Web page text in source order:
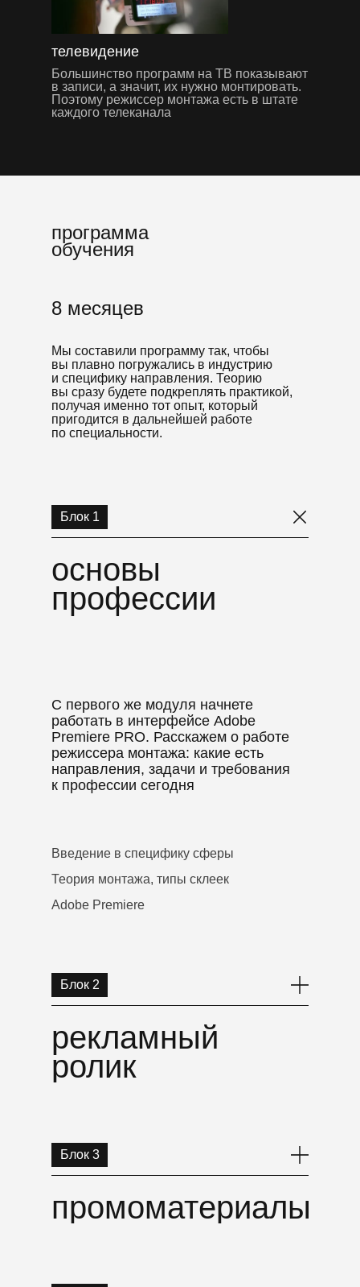
телевидение
Большинство программ на ТВ показывают
в записи, а значит, их нужно монтировать.
Поэтому режиссер монтажа есть в штате
каждого телеканала
Мы составили программу так, чтобы
вы плавно погружались в индустрию
и специфику направления. Теорию
вы сразу будете подкреплять практикой,
получая именно тот опыт, который
пригодится в дальнейшей работе
по специальности.
8 месяцев
программа
обучения
основы
профессии
Блок 1
Теория монтажа, типы склеек
Введение в специфику сферы
Adobe Premiere
основы
С первого же модуля начнете
работать в интерфейсе Adobe
Premiere PRO. Расскажем о работе
режиссера монтажа: какие есть
направления, задачи и требования
к профессии сегодня
рекламный
ролик
Блок 2
промоматериалы
Блок 3